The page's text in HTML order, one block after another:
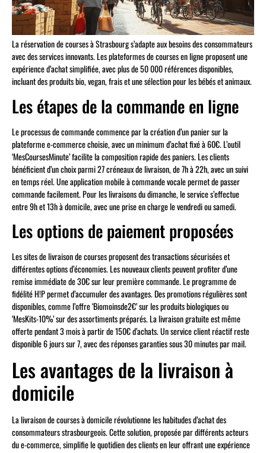
La réservation de courses à Strasbourg s’adapte aux besoins des consommateurs
avec des services innovants. Les plateformes de courses en ligne proposent une
expérience d’achat simplifiée, avec plus de 50 000 références disponibles,
incluant des produits bio, vegan, frais et une sélection pour les bébés et animaux.
Les étapes de la commande en ligne
Le processus de commande commence par la création d’un panier sur la
plateforme e-commerce choisie, avec un minimum d’achat fixé à 60€. L’outil
‘MesCoursesMinute’ facilite la composition rapide des paniers. Les clients
bénéficient d’un choix parmi 27 créneaux de livraison, de 7h à 22h, avec un suivi
en temps réel. Une application mobile à commande vocale permet de passer
commande facilement. Pour les livraisons du dimanche, le service s’effectue
entre 9h et 13h à domicile, avec une prise en charge le vendredi ou samedi.
Les options de paiement proposées
Les sites de livraison de courses proposent des transactions sécurisées et
différentes options d’économies. Les nouveaux clients peuvent profiter d’une
remise immédiate de 30€ sur leur première commande. Le programme de
fidélité H!P permet d’accumuler des avantages. Des promotions régulières sont
disponibles, comme l’offre ‘Biomoinsde2€’ sur les produits biologiques ou
‘MesKits-10%’ sur des assortiments préparés. La livraison gratuite est même
offerte pendant 3 mois à partir de 150€ d’achats. Un service client réactif reste
disponible 6 jours sur 7, avec des réponses garanties sous 30 minutes par mail.
Les avantages de la livraison à
domicile
La livraison de courses à domicile révolutionne les habitudes d’achat des
consommateurs strasbourgeois. Cette solution, proposée par différents acteurs
du e-commerce, simplifie le quotidien des clients en leur offrant une expérience